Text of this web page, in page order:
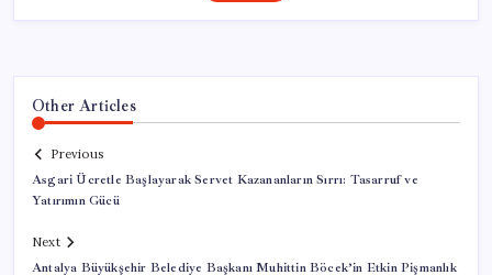
Other Articles
Previous
Asgari Ücretle Başlayarak Servet Kazananların Sırrı: Tasarruf ve
Yatırımın Gücü
Next
Antalya Büyükşehir Belediye Başkanı Muhittin Böcek’in Etkin Pişmanlık